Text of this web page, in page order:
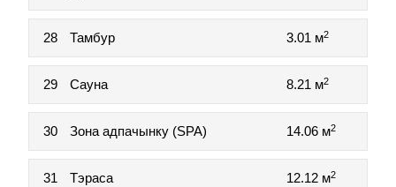
28 Тамбур 3.01 м2
29 Сауна 8.21 м2
30 Зона адпачынку (SPA) 14.06 м2
31 Тэраса 12.12 м2